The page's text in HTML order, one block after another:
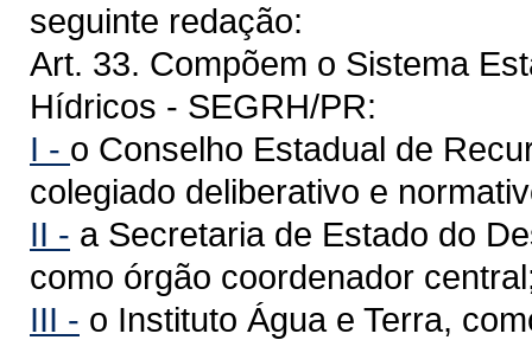
seguinte redação:
Art. 33. Compõem o Sistema
Hídricos - SEGRH/PR:
I - o Conselho Estadual de
colegiado deliberativo e
II - a Secretaria de Estado do
como órgão coordenador
III - o Instituto Água e Terra,